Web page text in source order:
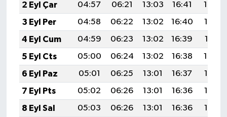
2 Eyl Çar
04:57 06:21 13:03 16:41
19:34
3 Eyl Per
04:58 06:22 13:02 16:40
19:32
4 Eyl Cum
04:59 06:23 13:02 16:39
19:31
5 Eyl Cts
05:00 06:24 13:02 16:38
19:29
6 Eyl Paz
05:01 06:25 13:01 16:37
19:28
7 Eyl Pts
05:02 06:26 13:01 16:36
19:26
8 Eyl Sal
05:03 06:26 13:01 16:36
19:25